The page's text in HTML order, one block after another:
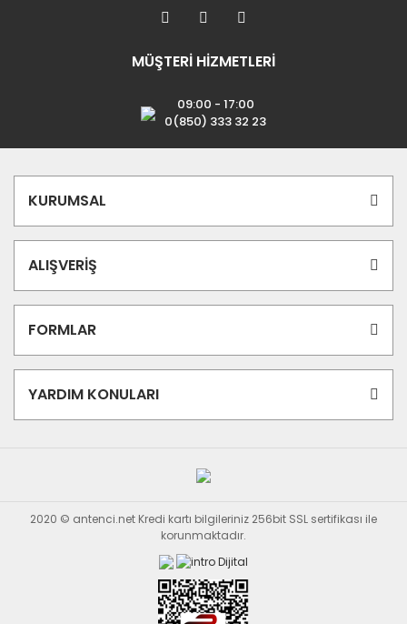
MÜŞTERİ HİZMETLERİ
09:00 - 17:00
0(850) 333 32 23
KURUMSAL
ALIŞVERİŞ
FORMLAR
YARDIM KONULARI
2020 © antenci.net Kredi kartı bilgileriniz 256bit SSL sertifikası ile
korunmaktadır.